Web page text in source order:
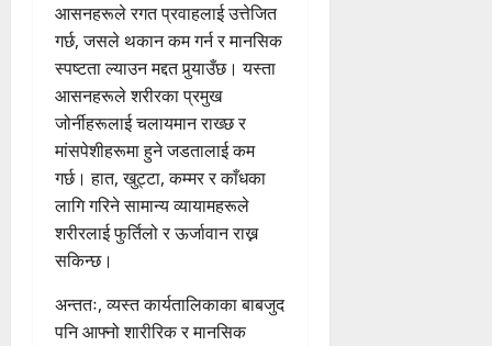
आसनहरूले रगत प्रवाहलाई उत्तेजित
गर्छ, जसले थकान कम गर्न र मानसिक
स्पष्टता ल्याउन मद्दत पुर्‍याउँछ। यस्ता
आसनहरूले शरीरका प्रमुख
जोर्नीहरूलाई चलायमान राख्छ र
मांसपेशीहरूमा हुने जडतालाई कम
गर्छ। हात, खुट्टा, कम्मर र काँधका
लागि गरिने सामान्य व्यायामहरूले
शरीरलाई फुर्तिलो र ऊर्जावान राख्न
सकिन्छ।
अन्ततः, व्यस्त कार्यतालिकाका बाबजुद
पनि आफ्नो शारीरिक र मानसिक